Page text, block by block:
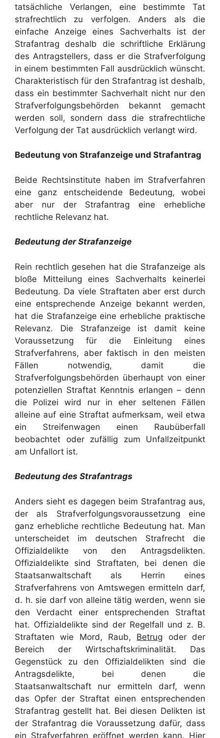
tatsächliche Verlangen, eine bestimmte Tat
strafrechtlich zu verfolgen. Anders als die
einfache Anzeige eines Sachverhalts ist der
Strafantrag deshalb die schriftliche Erklärung
des Antragstellers, dass er die Strafverfolgung
in einem bestimmten Fall ausdrücklich wünscht.
Charakteristisch für den Strafantrag ist deshalb,
dass ein bestimmter Sachverhalt nicht nur den
Strafverfolgungsbehörden bekannt gemacht
werden soll, sondern dass die strafrechtliche
Verfolgung der Tat ausdrücklich verlangt wird.
Bedeutung von Strafanzeige und Strafantrag
Beide Rechtsinstitute haben im Strafverfahren
eine ganz entscheidende Bedeutung, wobei
aber nur der Strafantrag eine erhebliche
rechtliche Relevanz hat.
Bedeutung der Strafanzeige
Rein rechtlich gesehen hat die Strafanzeige als
bloße Mitteilung eines Sachverhalts keinerlei
Bedeutung. Da viele Straftaten aber erst durch
eine entsprechende Anzeige bekannt werden,
hat die Strafanzeige eine erhebliche praktische
Relevanz. Die Strafanzeige ist damit keine
Voraussetzung für die Einleitung eines
Strafverfahrens, aber faktisch in den meisten
Fällen notwendig, damit die
Strafverfolgungsbehörden überhaupt von einer
potenziellen Straftat Kenntnis erlangen – denn
die Polizei wird nur in eher seltenen Fällen
alleine auf eine Straftat aufmerksam, weil etwa
ein Streifenwagen einen Raubüberfall
beobachtet oder zufällig zum Unfallzeitpunkt
am Unfallort ist.
Bedeutung des Strafantrags
Anders sieht es dagegen beim Strafantrag aus,
der als Strafverfolgungsvoraussetzung eine
ganz erhebliche rechtliche Bedeutung hat. Man
unterscheidet im deutschen Strafrecht die
Offizialdelikte von den Antragsdelikten.
Offizialdelikte sind Straftaten, bei denen die
Staatsanwaltschaft als Herrin eines
Strafverfahrens von Amtswegen ermitteln darf,
d. h. sie darf von alleine tätig werden, wenn sie
den Verdacht einer entsprechenden Straftat
hat. Offizialdelikte sind der Regelfall und z. B.
Straftaten wie Mord, Raub, Betrug oder der
Bereich der Wirtschaftskriminalität. Das
Gegenstück zu den Offizialdelikten sind die
Antragsdelikte, bei denen die
Staatsanwaltschaft nur ermitteln darf, wenn
das Opfer der Straftat einen entsprechenden
Strafantrag gestellt hat. Bei diesen Delikten ist
der Strafantrag die Voraussetzung dafür, dass
ein Strafverfahren eröffnet werden kann. Hier